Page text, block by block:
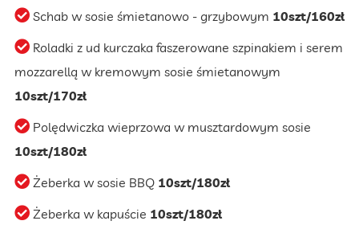
Schab w sosie śmietanowo - grzybowym 10szt/160zł
Roladki z ud kurczaka faszerowane szpinakiem i serem
mozzarellą w kremowym sosie śmietanowym
10szt/170zł
Polędwiczka wieprzowa w musztardowym sosie
10szt/180zł
Żeberka w sosie BBQ 10szt/180zł
Żeberka w kapuście 10szt/180zł